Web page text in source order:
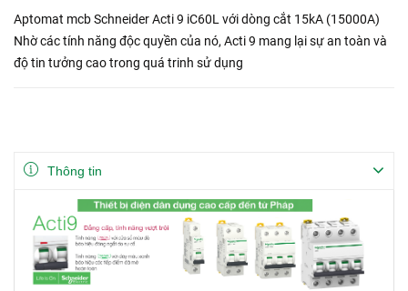
Aptomat mcb Schneider Acti 9 iC60L với dòng cắt 15kA (15000A)
Nhờ các tính năng độc quyền của nó, Acti 9 mang lại sự an toàn và
độ tin tưởng cao trong quá trinh sử dụng
Thông tin